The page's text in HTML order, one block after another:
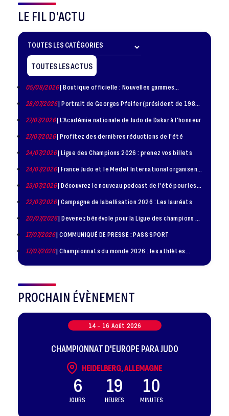
LE FIL D'ACTU
TOUTES LES ACTUS
05/08/2026| Boutique officielle : Nouvelles gammes
28/07/2026| Portrait de Georges Pfeifer (président de 1981
27/07/2026| L'Académie nationale de Judo de Dakar à l'honneur
27/07/2026| Profitez des dernières réductions de l'été
24/07/2026| Ligue des Champions 2026 : prenez vos billets
24/07/2026| France Judo et le Medef International organisent
23/07/2026| Découvrez le nouveau podcast de l'été pour les
22/07/2026| Campagne de labellisation 2026 : Les lauréats
20/07/2026| Devenez bénévole pour la Ligue des champions de
17/07/2026| COMMUNIQUÉ DE PRESSE : PASS SPORT
17/07/2026| Championnats du monde 2026 : les athlètes
PROCHAIN ÉVÈNEMENT
14 - 16 Août 2026
CHAMPIONNAT D'EUROPE PARA JUDO
HEIDELBERG, ALLEMAGNE
6
JOURS
19
HEURES
10
MINUTES